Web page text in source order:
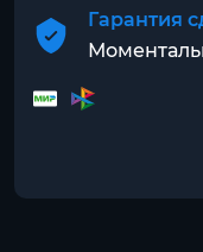
Гарантия